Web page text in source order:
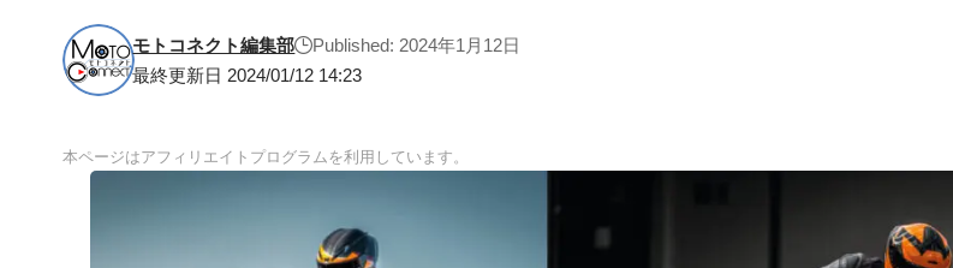
最終更新日 2024/01/12 14:23
モトコネクト編集部 Published: 2024年1月12日
本ページはアフィリエイトプログラムを利用しています。